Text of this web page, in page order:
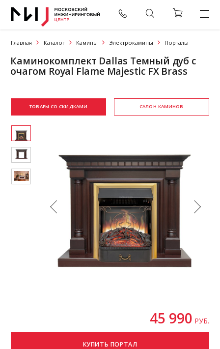
Главная Каталог Камины Электрокамины Порталы
Каминокомплект Dallas Темный дуб с
очагом Royal Flame Majestic FX Brass
ТОВАРЫ СО СКИДКАМИ САЛОН КАМИНОВ
45 990 РУБ.